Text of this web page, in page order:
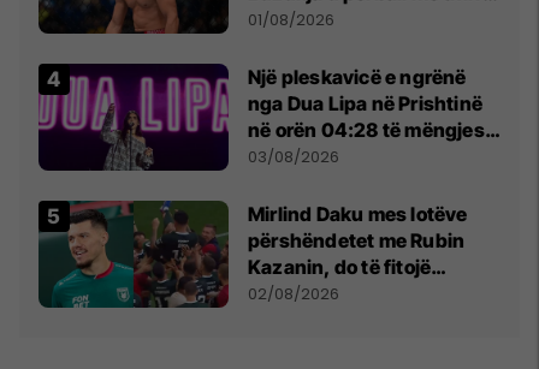
anti-shqiptare nga
01/08/2026
Një pleskavicë e ngrënë
nga Dua Lipa në Prishtinë
në orën 04:28 të mëngjesit
- dhe bota digjitale serbe
03/08/2026
Mirlind Daku mes lotëve
përshëndetet me Rubin
Kazanin, do të fitojë
miliona te Spartak Moska
02/08/2026